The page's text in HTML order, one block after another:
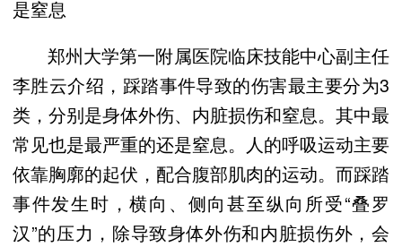
是窒息
郑州大学第一附属医院临床技能中心副主任
李胜云介绍，踩踏事件导致的伤害最主要分为3
类，分别是身体外伤、内脏损伤和窒息。其中最
常见也是最严重的还是窒息。人的呼吸运动主要
依靠胸廓的起伏，配合腹部肌肉的运动。而踩踏
事件发生时，横向、侧向甚至纵向所受“叠罗
汉”的压力，除导致身体外伤和内脏损伤外，会